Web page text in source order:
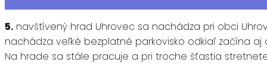
5. navštívený hrad Uhrovec sa nachádza pri obci
nachádza veľké bezplatné parkovisko odkiaľ začína
Na hrade sa stále pracuje a pri troche šťastia